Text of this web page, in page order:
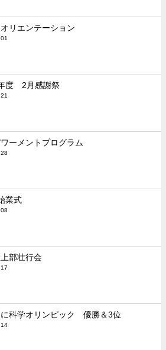
リエンテーション
度 2月感謝祭
ーメントプログラム
業式
部壮行会
に科学オリンピック 優勝＆3位